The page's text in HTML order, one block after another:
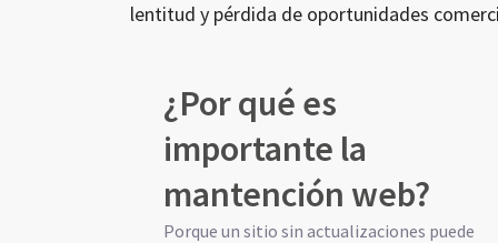
lentitud y pérdida de oportunidades
¿Por qué es
importante la
mantención web?
Porque un sitio sin actualizaciones puede